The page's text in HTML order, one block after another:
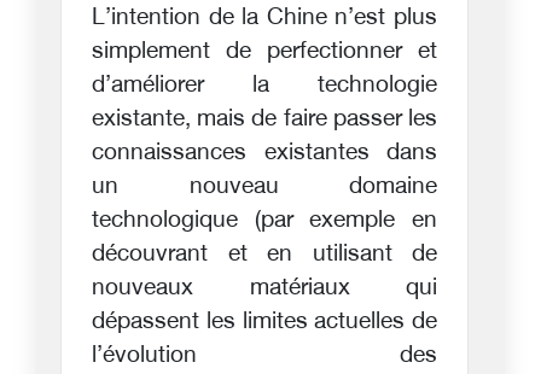
L’intention de la Chine n’est plus
simplement de perfectionner et
d’améliorer la technologie
existante, mais de faire passer les
connaissances existantes dans
un nouveau domaine
technologique (par exemple en
découvrant et en utilisant de
nouveaux matériaux qui
dépassent les limites actuelles de
l’évolution des